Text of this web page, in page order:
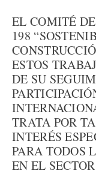
EL COMITÉ
198
ESTOS
DE SU
TRATA POR
INTERÉS
PARA TODOS
EN EL